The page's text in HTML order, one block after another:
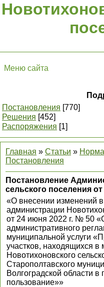
Меню сайта
Постановления [770]
Решения [452]
Распоряжения [1]
Главная » Статьи »
Постановления
Постановление
сельского поселения
«О внесении изменений
администрации
от 24 июня 2022 г. № 50
административного
муниципальной услуги
участков, находящихся в
Новотихоновского
Старополтавского
Волгоградской области
пользование»»